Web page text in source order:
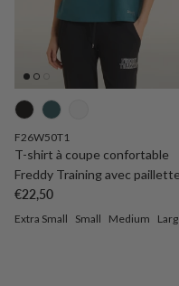
F26W50T1
T-shirt à coupe confortable
Freddy Training avec
Prix habituel
€22,50
Extra Small Small Medium